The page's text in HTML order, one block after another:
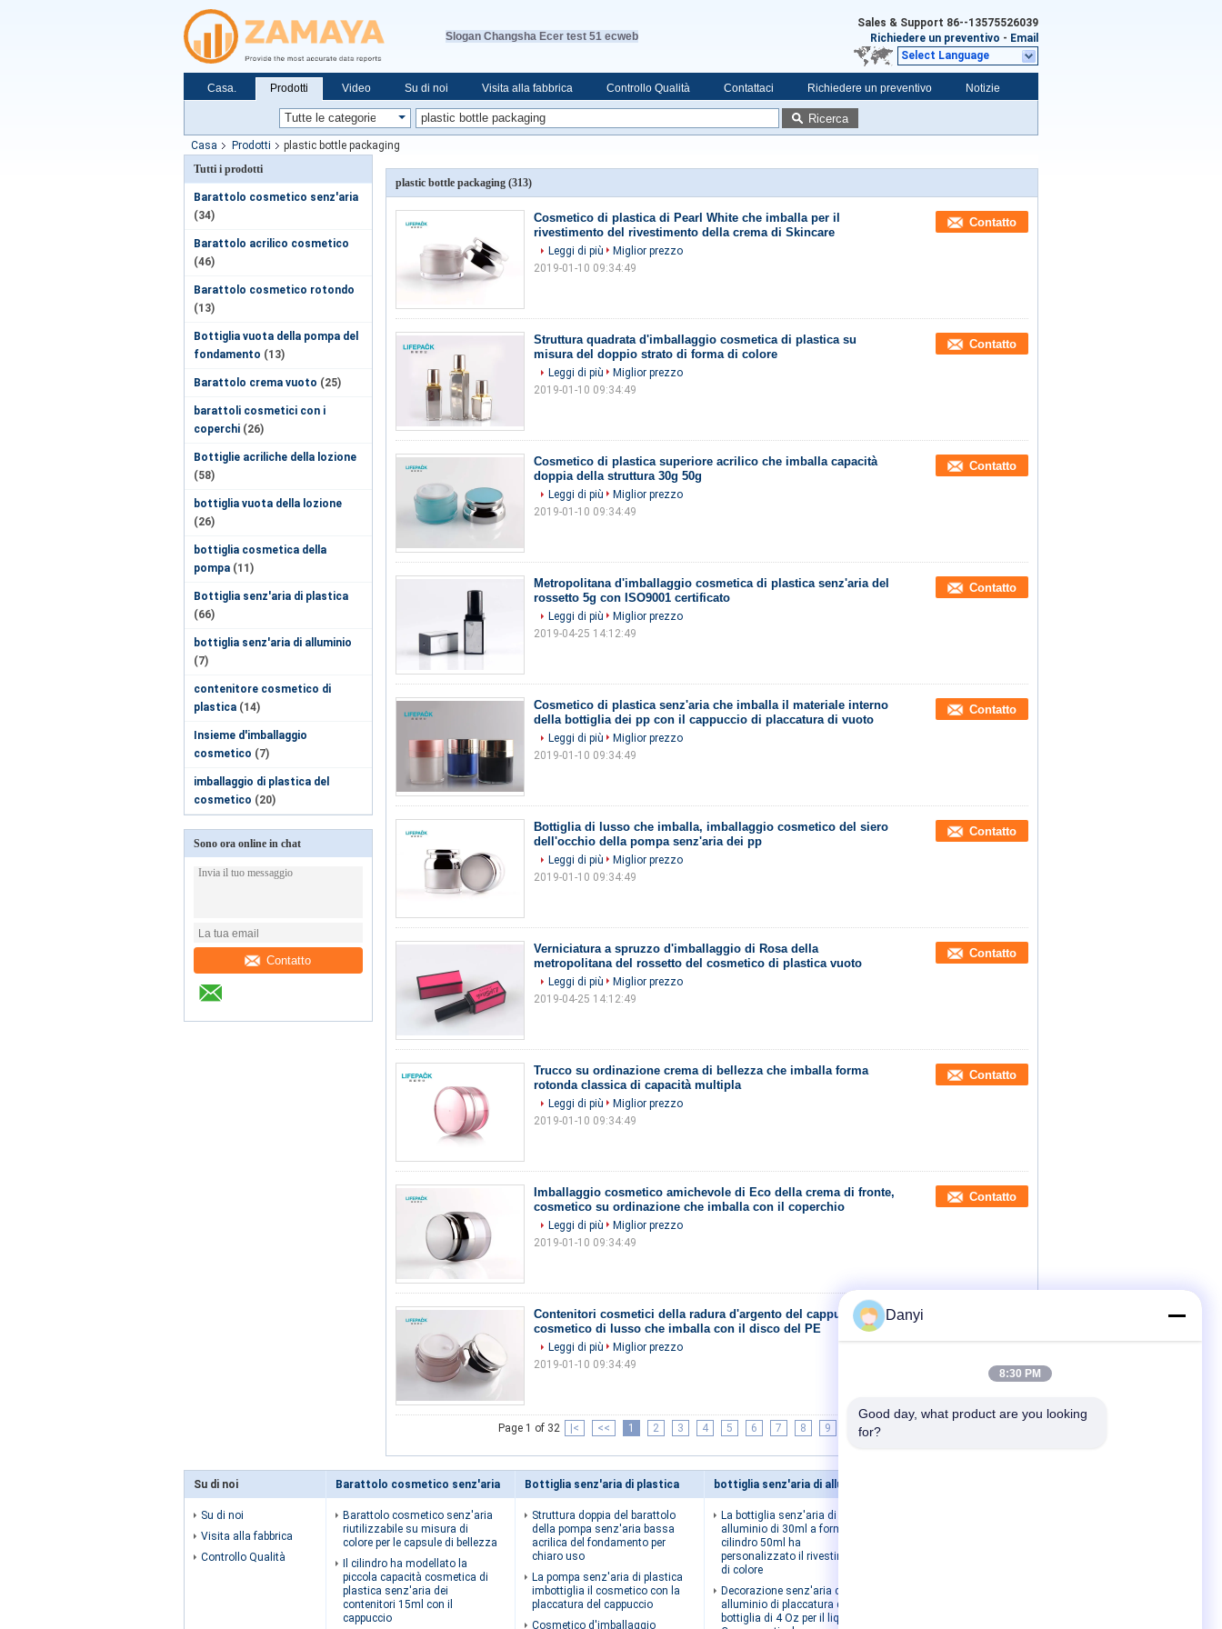
Slogan Changsha Ecer test 51 ecweb
Sales & Support 86--13575526039
Richiedere un preventivo - Email
Select Language
Casa. Prodotti Video Su di noi Visita alla fabbrica Controllo Qualità Contattaci Richiedere un preventivo Notizie
Ricerca
Casa Prodotti
plastic bottle packaging
Tutti i prodotti
Barattolo cosmetico senz'aria
(34)
Barattolo acrilico cosmetico
(46)
Barattolo cosmetico rotondo
(13)
Bottiglia vuota della pompa del
fondamento (13)
Barattolo crema vuoto (25)
barattoli cosmetici con i
coperchi (26)
Bottiglie acriliche della lozione
(58)
bottiglia vuota della lozione
(26)
bottiglia cosmetica della
pompa (11)
Bottiglia senz'aria di plastica
(66)
bottiglia senz'aria di alluminio
(7)
contenitore cosmetico di
plastica (14)
Insieme d'imballaggio
cosmetico (7)
imballaggio di plastica del
cosmetico (20)
Sono ora online in chat
Contatto
plastic bottle packaging (313)
Cosmetico di plastica di Pearl White che imballa per il
rivestimento del rivestimento della crema di Skincare
Contatto
Leggi di più
Miglior prezzo
2019-01-10 09:34:49
Struttura quadrata d'imballaggio cosmetica di plastica su
misura del doppio strato di forma di colore
Contatto
Leggi di più
Miglior prezzo
2019-01-10 09:34:49
Cosmetico di plastica superiore acrilico che imballa capacità
doppia della struttura 30g 50g
Contatto
Leggi di più
Miglior prezzo
2019-01-10 09:34:49
Metropolitana d'imballaggio cosmetica di plastica senz'aria del
rossetto 5g con ISO9001 certificato
Contatto
Leggi di più
Miglior prezzo
2019-04-25 14:12:49
Cosmetico di plastica senz'aria che imballa il materiale interno
della bottiglia dei pp con il cappuccio di placcatura di vuoto
Contatto
Leggi di più
Miglior prezzo
2019-01-10 09:34:49
Bottiglia di lusso che imballa, imballaggio cosmetico del siero
dell'occhio della pompa senz'aria dei pp
Contatto
Leggi di più
Miglior prezzo
2019-01-10 09:34:49
Verniciatura a spruzzo d'imballaggio di Rosa della
metropolitana del rossetto del cosmetico di plastica vuoto
Contatto
Leggi di più
Miglior prezzo
2019-04-25 14:12:49
Trucco su ordinazione crema di bellezza che imballa forma
rotonda classica di capacità multipla
Contatto
Leggi di più
Miglior prezzo
2019-01-10 09:34:49
Imballaggio cosmetico amichevole di Eco della crema di fronte,
cosmetico su ordinazione che imballa con il coperchio
Contatto
Leggi di più
Miglior prezzo
2019-01-10 09:34:49
Contenitori cosmetici della radura d'argento del cappuccio,
cosmetico di lusso che imballa con il disco del PE
Leggi di più
Miglior prezzo
2019-01-10 09:34:49
Page 1 of 32 |< << 1 2 3 4 5 6 7 8 9 10 >>
Su di noi
Su di noi
Visita alla fabbrica
Controllo Qualità
Barattolo cosmetico senz'aria
Barattolo cosmetico senz'aria
riutilizzabile su misura di
colore per le capsule di bellezza
Il cilindro ha modellato la
piccola capacità cosmetica di
plastica senz'aria dei
contenitori 15ml con il
cappuccio
Bottiglia senz'aria di plastica
Struttura doppia del barattolo
della pompa senz'aria bassa
acrilica del fondamento per
chiaro uso
La pompa senz'aria di plastica
imbottiglia il cosmetico con la
placcatura del cappuccio
Cosmetico d'imballaggio
bottiglia senz'aria di alluminio
La bottiglia senz'aria di
alluminio di 30ml a forma di
cilindro 50ml ha
personalizzato il rivestimento
di colore
Decorazione senz'aria di
alluminio di placcatura della
bottiglia di 4 Oz per il liquido di
Danyi
8:30 PM
Good day, what product are you looking
for?